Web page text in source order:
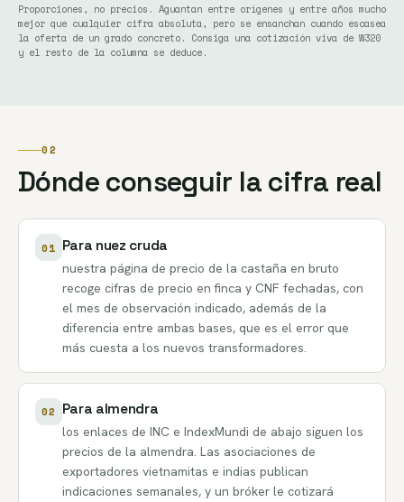
Proporciones, no precios. Aguantan entre orígenes y entre años mucho
mejor que cualquier cifra absoluta, pero se ensanchan cuando escasea
la oferta de un grado concreto. Consiga una cotización viva de W320
y el resto de la columna se deduce.
02
Dónde conseguir la cifra real
01 Para nuez cruda
nuestra página de precio de la castaña en bruto
recoge cifras de precio en finca y CNF fechadas, con
el mes de observación indicado, además de la
diferencia entre ambas bases, que es el error que
más cuesta a los nuevos transformadores.
02 Para almendra
los enlaces de INC e IndexMundi de abajo siguen los
precios de la almendra. Las asociaciones de
exportadores vietnamitas e indias publican
indicaciones semanales, y un bróker le cotizará